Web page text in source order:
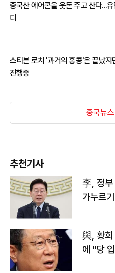
중국산 에어콘을 웃돈 주고 산다...유
디
스티븐 로치 '과거의 홍콩'은 끝났지
진행중
중국뉴스
추천기사
李, 정부
가누르
與, 황희
에 "당